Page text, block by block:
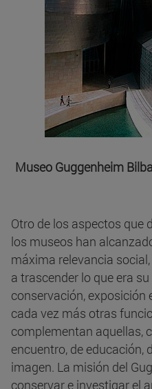
Museo Guggenheim
Otro de los aspectos que
los museos han
máxima relevancia
a trascender lo que era
conservación, exposición
cada vez más otras
complementan aquellas,
encuentro, de educación,
imagen. La misión del
conservar e investigar el